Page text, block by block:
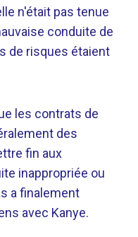
n'était pas tenue
conduite de
de risques étaient
les contrats de
des
fin aux
inappropriée ou
a finalement
avec Kanye.